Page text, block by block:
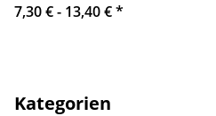
7,30 € - 13,40 €*
Kategorien